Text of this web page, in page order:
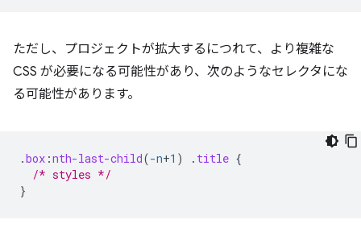
ただし、プロジェクトが拡大するにつれて、より複雑な
CSS が必要になる可能性があり、次のようなセレクタにな
る可能性があります。
.box :nth-last-child(-n+1 ) . title {
/* styles */
}